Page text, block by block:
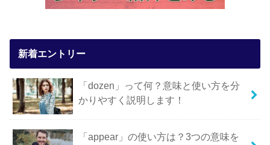
新着エントリー
「dozen」って何？意味と使い方を分
かりやすく説明します！
「appear」の使い方は？3つの意味を